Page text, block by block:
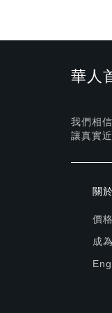
華人
我們相
讓真實
關
價
成